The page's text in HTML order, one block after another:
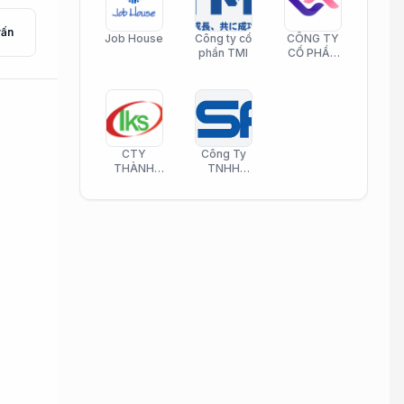
Job House
Công ty cổ
phần TMI
CÔNG TY
CỔ PHẦN
CTY
THÀNH
PHAMATECH
Công Ty
TNHH
Phần Mềm